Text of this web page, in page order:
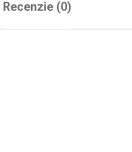
Recenzie (0)